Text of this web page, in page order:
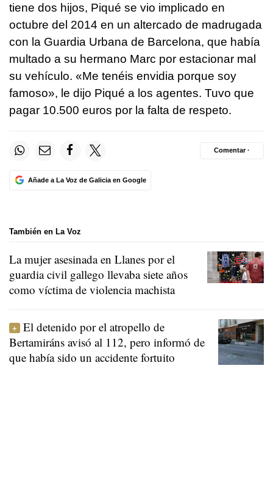
tiene dos hijos, Piqué se vio implicado en
octubre del 2014 en un altercado de madrugada
con la Guardia Urbana de Barcelona, que había
multado a su hermano Marc por estacionar mal
su vehículo. «Me tenéis envidia porque soy
famoso», le dijo Piqué a los agentes. Tuvo que
pagar 10.500 euros por la falta de respeto.
Añade a La Voz de Galicia en Google
Comentar ·
También en La Voz
La mujer asesinada en Llanes por el
guardia civil gallego llevaba siete años
como víctima de violencia machista
El detenido por el atropello de
Bertamiráns avisó al 112, pero informó de
que había sido un accidente fortuito